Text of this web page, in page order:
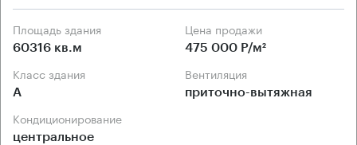
Площадь здания
60316 кв.м
Цена продажи
475 000 Р/м²
Класс здания
А
Вентиляция
приточно-вытяжная
Кондиционирование
центральное